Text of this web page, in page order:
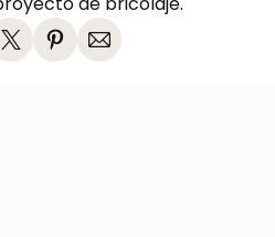
DE NUESTRA